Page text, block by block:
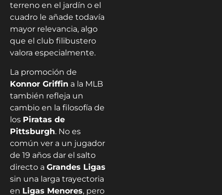
terreno en el jardín o el
cuadro le añade todavía
mayor relevancia, algo
que el club filibustero
valora especialmente.
La promoción de
Konnor Griffin a la MLB
también refleja un
cambio en la filosofía de
los Piratas de
Pittsburgh. No es
común ver a un jugador
de 19 años dar el salto
directo a Grandes Ligas
sin una larga trayectoria
en Ligas Menores, pero